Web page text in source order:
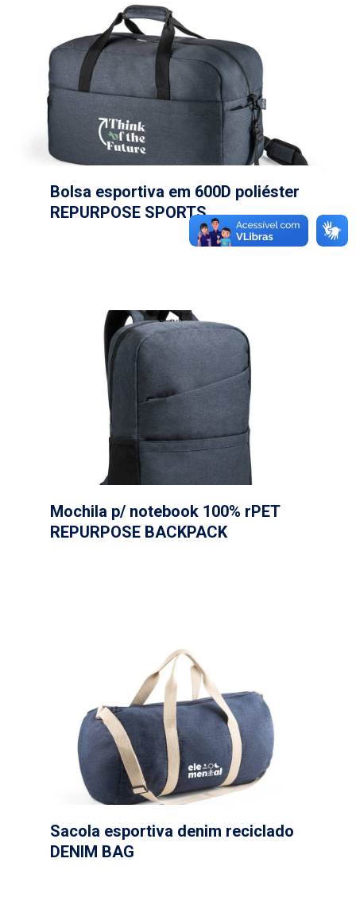
Bolsa esportiva em 600D poliéster
REPURPOSE SPORTS
Mochila p/ notebook 100% rPET
REPURPOSE BACKPACK
Sacola esportiva denim reciclado
DENIM BAG